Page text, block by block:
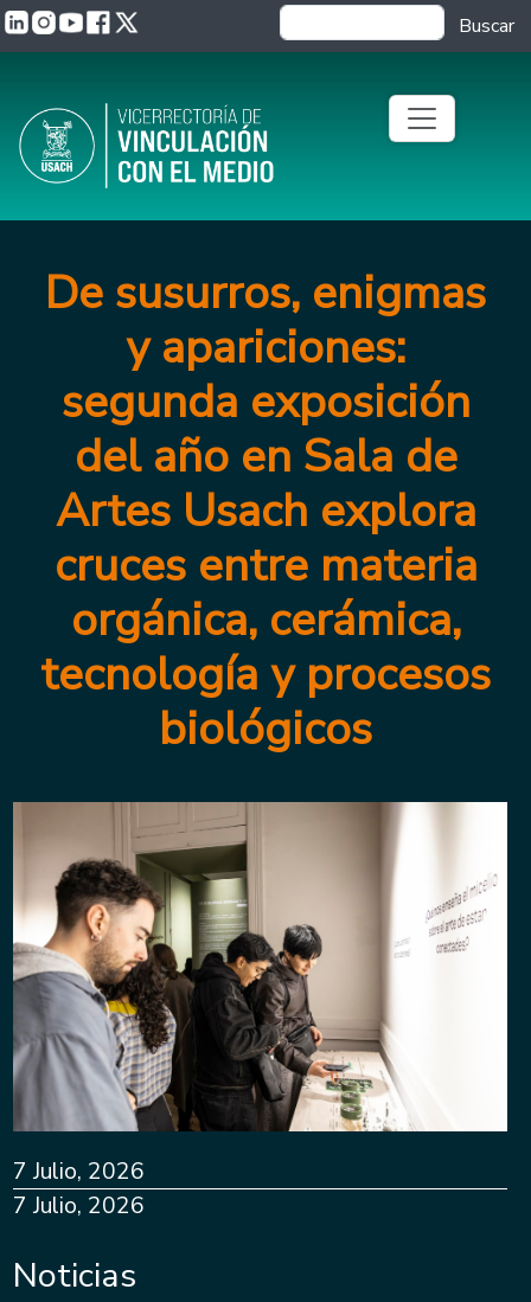
Pasar al contenido principalBuscar
De susurros, enigmas
y apariciones:
segunda exposición
del año en Sala de
Artes Usach explora
cruces entre materia
orgánica, cerámica,
tecnología y procesos
biológicos
7 Julio, 2026
7 Julio, 2026
Noticias